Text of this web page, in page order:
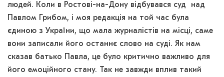
людей. Коли в Ростові-на-Дону відбувався суд над
Павлом Грибом, і моя редакція на той час була
єдиною з України, що мала журналістів на місці, саме
вони записали його останнє слово на суді. Як нам
сказав батько Павла, це було критично важливо для
його емоційного стану. Так не завжди вплив такий